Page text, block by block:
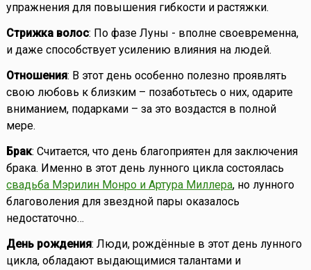
упражнения для повышения гибкости и растяжки.
Стрижка волос: По фазе Луны - вполне своевременна,
и даже способствует усилению влияния на людей.
Отношения: В этот день особенно полезно проявлять
свою любовь к близким – позаботьтесь о них, одарите
вниманием, подарками – за это воздастся в полной
мере.
Брак: Считается, что день благоприятен для заключения
брака. Именно в этот день лунного цикла состоялась
свадьба Мэрилин Монро и Артура Миллера, но лунного
благоволения для звездной пары оказалось
недостаточно…
День рождения: Люди, рождённые в этот день лунного
цикла, обладают выдающимися талантами и